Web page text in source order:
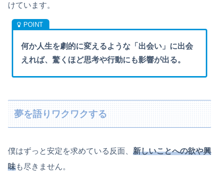
けています。
何か人生を劇的に変えるような「出会い」に出会
えれば、驚くほど思考や行動にも影響が出る。
夢を語りワクワクする
僕はずっと安定を求めている反面、 新しいことへの欲や興
味も尽きません。